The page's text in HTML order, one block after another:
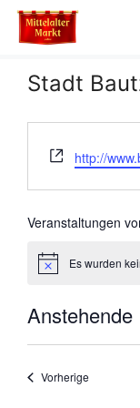
Zum
Inhalt
Stadt
W
e
b
s
http://
Veranstaltungen
H
w
e
i
Es wurden
Anstehende
D
t
Vorherige